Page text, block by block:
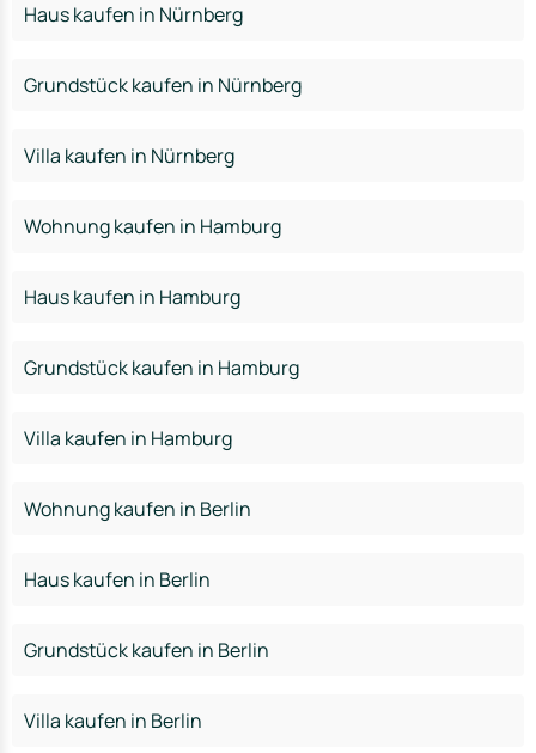
Haus kaufen in Nürnberg
Grundstück kaufen in Nürnberg
Villa kaufen in Nürnberg
Wohnung kaufen in Hamburg
Haus kaufen in Hamburg
Grundstück kaufen in Hamburg
Villa kaufen in Hamburg
Wohnung kaufen in Berlin
Haus kaufen in Berlin
Grundstück kaufen in Berlin
Villa kaufen in Berlin